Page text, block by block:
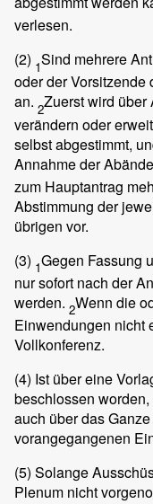
verlesen.
(2) 1Sind mehrere
oder der Vorsitzende
an. 2Zuerst wird über
verändern oder
selbst abgestimmt,
Annahme der
zum Hauptantrag
Abstimmung der
übrigen vor.
(3) 1Gegen Fassung
nur sofort nach der
werden. 2Wenn die
Einwendungen nicht
Vollkonferenz.
(4) Ist über eine
beschlossen
auch über das
vorangegangenen
(5) Solange
Plenum nicht